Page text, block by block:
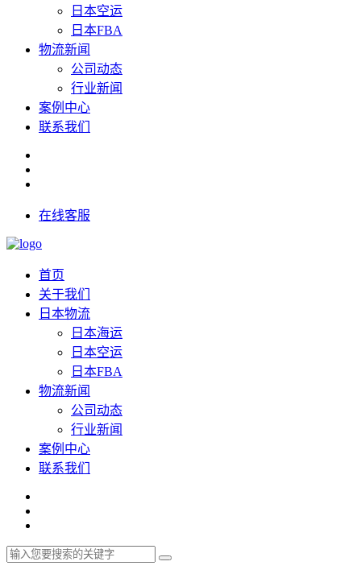
日本空运
日本FBA
物流新闻
公司动态
行业新闻
案例中心
联系我们
在线客服
首页
关于我们
日本物流
日本海运
日本空运
日本FBA
物流新闻
公司动态
行业新闻
案例中心
联系我们